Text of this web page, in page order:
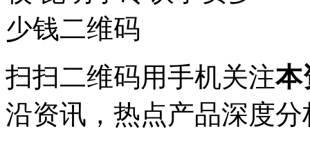
扫扫二维码用手机关注本
沿资讯，热点产品深度分